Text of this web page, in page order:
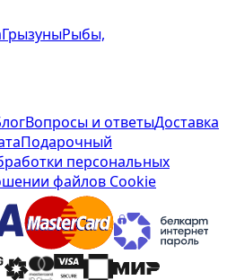
ГрызуныРыбы,
Вопросы и ответыДоставка
Подарочный
персональных
файлов Cookie